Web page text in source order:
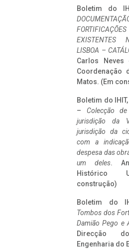
Boletim do
EXISTENTES
LISBOA –
Carlos
Coordenação
Matos. (Em
Boletim do
– Colecção
jurisdição da
jurisdição da
com a
despesa das
um deles.
Histórico
construção)
Boletim do
Tombos dos
Damião Pego e
Direcção
Engenharia do